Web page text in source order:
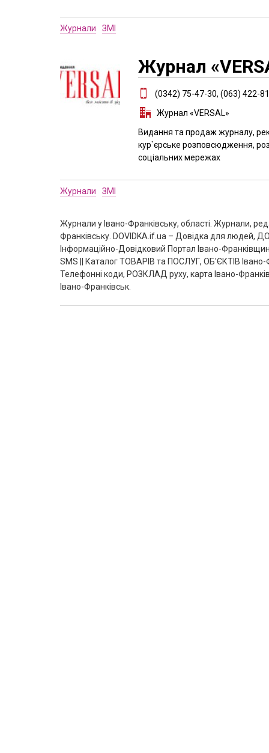
Журнали ЗМІ
Журнал
(0342) 75-47-30, (063) 422-
Журнал «VERSAL»
Видання та продаж журналу,
кур`єрське розповсюдження,
соціальних мережах
Журнали ЗМІ
Журнали у Івано-Франківську, області. Журнали,
Франківську. DOVIDKA.if.ua – Довідка для людей,
Інформаційно-Довідковий Портал Івано-
SMS || Каталог ТОВАРІВ та ПОСЛУГ, ОБ'ЄКТІВ Івано-
Телефонні коди, РОЗКЛАД руху, карта Івано-
Івано-Франківськ.